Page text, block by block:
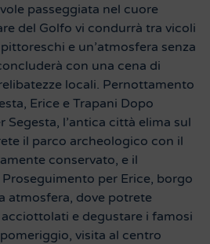
passeggiata nel cuore
del Golfo vi condurrà tra vicoli
e un’atmosfera senza
con una cena di
locali. Pernottamento
Erice e Trapani Dopo
Segesta, l’antica città elima sul
il parco archeologico con il
conservato, e il
per Erice, borgo
atmosfera, dove potrete
e degustare i famosi
visita al centro